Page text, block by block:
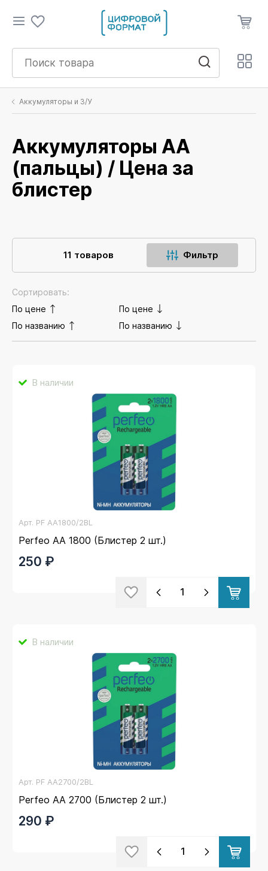
Аккумуляторы и З/У
Аккумуляторы АА
(пальцы) / Цена за
блистер
11 товаров Фильтр
Сортировать:
По цене
По цене
По названию
По названию
В наличии
Арт. PF AA1800/2BL
Perfeo AA 1800 (Блистер 2 шт.)
250 ₽
В наличии
Арт. PF AA2700/2BL
Perfeo AA 2700 (Блистер 2 шт.)
290 ₽